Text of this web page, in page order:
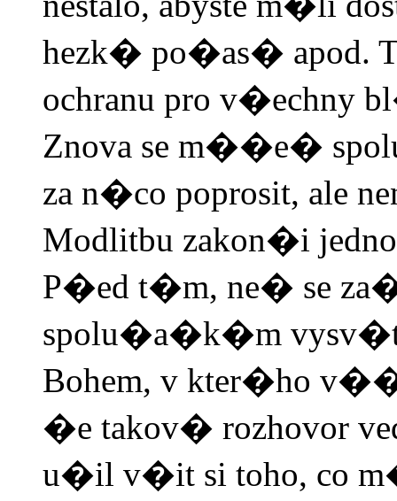
hezk� po�as� apod.
ochranu pro v�echny
Znova se m��e�
za n�co poprosit, ale
Modlitbu zakon�i
P�ed t�m, ne� se
spolu�a�k�m
Bohem, v kter�ho
�e takov� rozhovor
u�il v�it si toho, co